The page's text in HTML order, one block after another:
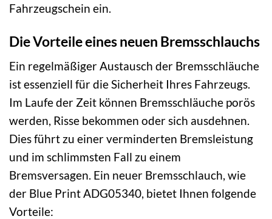
Fahrzeugschein ein.
Die Vorteile eines neuen Bremsschlauchs
Ein regelmäßiger Austausch der Bremsschläuche
ist essenziell für die Sicherheit Ihres Fahrzeugs.
Im Laufe der Zeit können Bremsschläuche porös
werden, Risse bekommen oder sich ausdehnen.
Dies führt zu einer verminderten Bremsleistung
und im schlimmsten Fall zu einem
Bremsversagen. Ein neuer Bremsschlauch, wie
der Blue Print ADG05340, bietet Ihnen folgende
Vorteile: